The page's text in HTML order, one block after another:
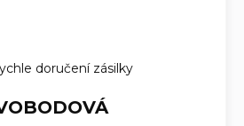
doručení zásilky